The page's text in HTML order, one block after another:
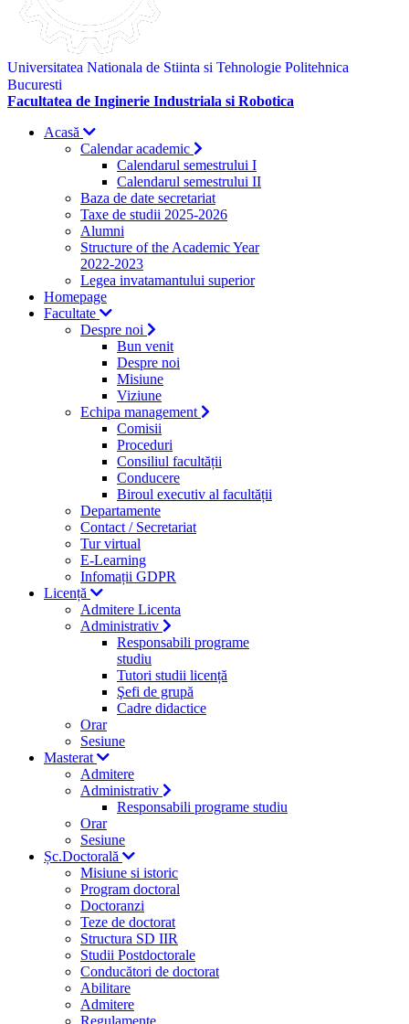
Universitatea Nationala de Stiinta si Tehnologie Politehnica
Bucuresti
Facultatea de Inginerie Industriala si Robotica
Acasă
Calendar academic
Calendarul semestrului I
Calendarul semestrului II
Baza de date secretariat
Taxe de studii 2025-2026
Alumni
Structure of the Academic Year
2022-2023
Legea invatamantului superior
Homepage
Facultate
Despre noi
Bun venit
Despre noi
Misiune
Viziune
Echipa management
Comisii
Proceduri
Consiliul facultății
Conducere
Biroul executiv al facultății
Departamente
Contact / Secretariat
Tur virtual
E-Learning
Infomații GDPR
Licență
Admitere Licenta
Administrativ
Responsabili programe
studiu
Tutori studii licență
Şefi de grupă
Cadre didactice
Orar
Sesiune
Masterat
Admitere
Administrativ
Responsabili programe studiu
Orar
Sesiune
Șc.Doctorală
Misiune si istoric
Program doctoral
Doctoranzi
Teze de doctorat
Structura SD IIR
Studii Postdoctorale
Conducători de doctorat
Abilitare
Admitere
Regulamente